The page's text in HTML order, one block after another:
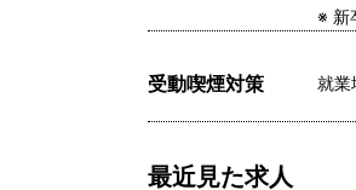
※ 新
受動喫煙対策 就業
最近見た求人